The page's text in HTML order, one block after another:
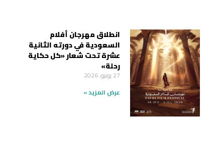
انطلاق مهرجان أفلام
السعودية في دورته الثانية
عشرة تحت شعار «كل حكاية
رحلة»
27 يونيو، 2026
عرض المزيد »